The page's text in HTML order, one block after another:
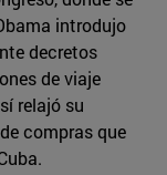
introdujo
decretos
de viaje
relajó su
compras que